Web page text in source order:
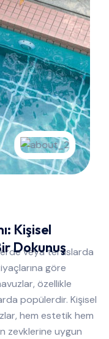
Kişisel
Dokunuş
veya teraslarda
göre
özellikle
popülerdir. Kişisel
hem estetik hem
zevklerine uygun